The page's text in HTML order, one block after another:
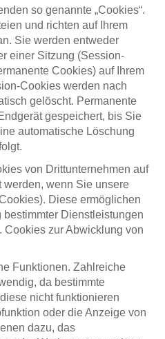
so genannte „Cookies“.
und richten auf Ihrem
Sie werden entweder
einer Sitzung (Session-
Cookies) auf Ihrem
Cookies werden nach
gelöscht. Permanente
gespeichert, bis Sie
automatische Löschung
von Drittunternehmen auf
werden, wenn Sie unsere
Diese ermöglichen
Dienstleistungen
Cookies zur Abwicklung von
Funktionen. Zahlreiche
da bestimmte
nicht funktionieren
oder die Anzeige von
dazu, das